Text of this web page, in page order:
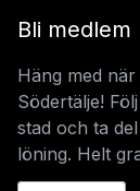
Bli medlem
Häng med
Södertälje!
stad och ta
löning. Helt